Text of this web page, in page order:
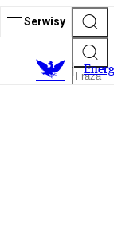
Serwisy
E